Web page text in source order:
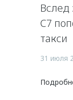
Вслед
C7
такси
31 июля